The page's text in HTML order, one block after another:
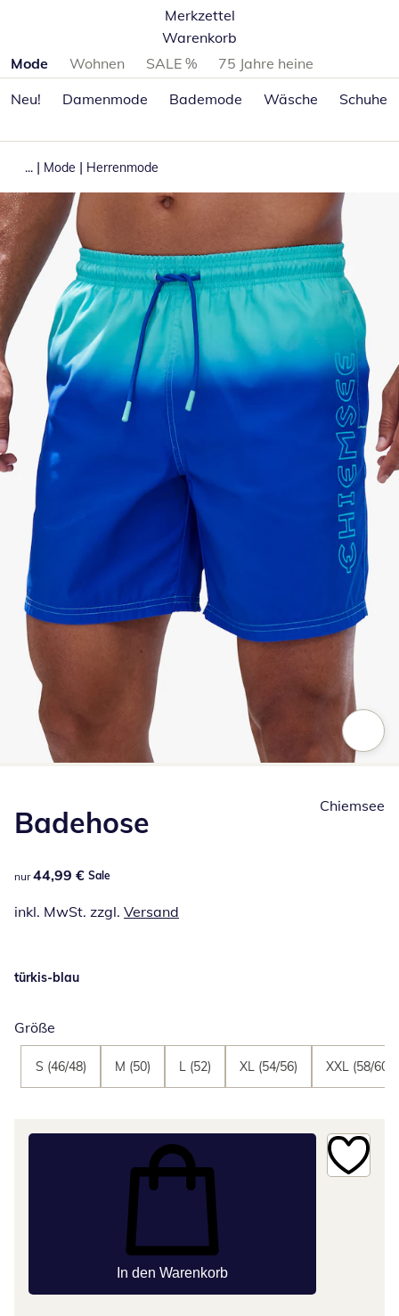
Merkzettel
Warenkorb
Produktkategorien überspringen
Mode Wohnen SALE %
75 Jahre heine
Neu!
Damenmode Bademode Wäsche Schuhe
... | Mode | Herrenmode
Badehose
44,99 €
nur 44,99 € Sale
inkl. MwSt. zzgl. Versand
Chiemsee
türkis-blau
Größe
S (46/48) M (50) L (52) XL (54/56) XXL (58/60)
In den Warenkorb